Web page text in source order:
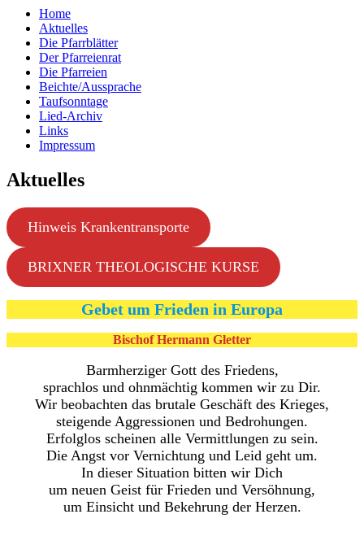
Home
Aktuelles
Die Pfarrblätter
Der Pfarreienrat
Die Pfarreien
Beichte/Aussprache
Taufsonntage
Lied-Archiv
Links
Impressum
Aktuelles
Hinweis Krankentransporte
BRIXNER THEOLOGISCHE KURSE
Gebet um Frieden in Europa
Bischof Hermann Gletter
Barmherziger Gott des Friedens,
sprachlos und ohnmächtig kommen wir zu Dir.
Wir beobachten das brutale Geschäft des Krieges,
steigende Aggressionen und Bedrohungen.
Erfolglos scheinen alle Vermittlungen zu sein.
Die Angst vor Vernichtung und Leid geht um.
In dieser Situation bitten wir Dich
um neuen Geist für Frieden und Versöhnung,
um Einsicht und Bekehrung der Herzen.